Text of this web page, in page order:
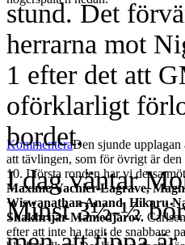
KommenteraDen sjunde
att tävlingen, som för övrigt är
10. I första ronden har vi dessa
Maxime Vachier-Lagrave,
Wiswanathan Anand, Hikaru
Shakhrijar Mamedjarov.
efter att inte ha tagit de snabbare
stund. Det
herrarna mot
1 efter det att
oförklarligt
bordet.
I dag väntar
Minst 3½-½ bör